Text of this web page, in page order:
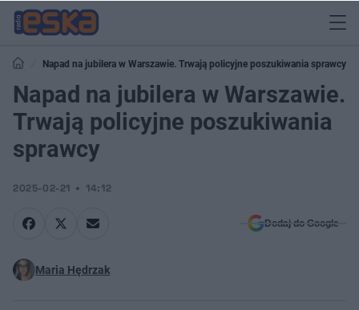
Napad na jubilera w Warszawie. Trwają policyjne poszukiwania sprawcy
Napad na jubilera w Warszawie.
Trwają policyjne poszukiwania
sprawcy
2025-02-21 14:12
Dodaj do Google
Maria Hędrzak